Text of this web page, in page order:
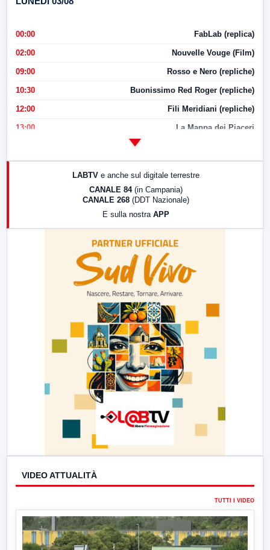
00:00 FabLab (replica)
02:00 Nouvelle Vouge (Film)
09:00 Rosso e Nero (repliche)
10:30 Buonissimo Red Roger (repliche)
12:00 Fili Meridiani (repliche)
13:00 La Mappa dei Piaceri
LABTV e anche sul digitale terrestre
CANALE 84 (in Campania)
CANALE 268 (DDT Nazionale)
E sulla nostra APP
VIDEO ATTUALITÀ
TUTTI I VIDEO